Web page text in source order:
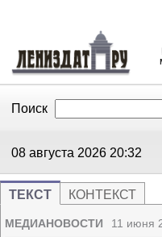
Поиск
08 августа 2026 20:32
ТЕКСТ КОНТЕКСТ
МЕДИАНОВОСТИ 11 июня